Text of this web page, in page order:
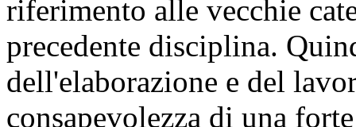
riferimento alle vecchie
precedente disciplina.
dell'elaborazione e del
consapevolezza di una